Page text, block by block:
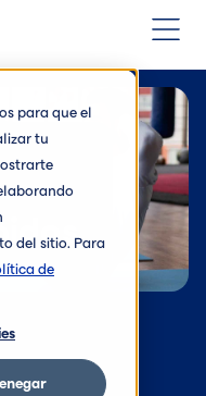
para que el
tu
del sitio. Para
de